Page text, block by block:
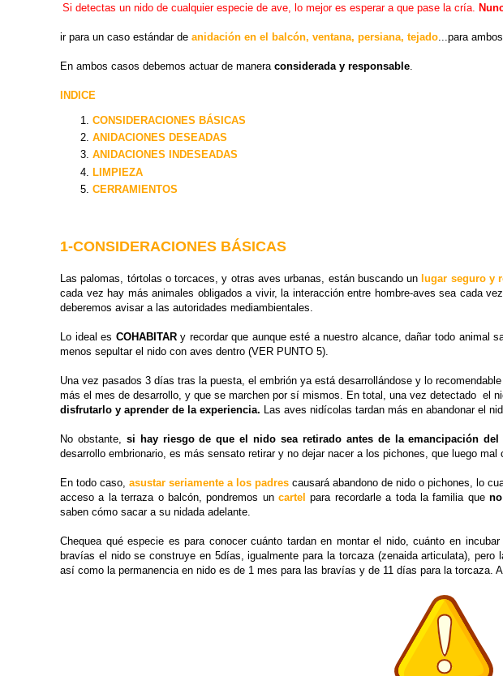
Si detectas un nido de cualquier especie de ave, lo mejor es esperar a que pase la cría.
ir para un caso estándar de anidación en el balcón, ventana, persiana, tejado ...para
En ambos casos debemos actuar de manera considerada y responsable
INDICE
CONSIDERACIONES BÁSICAS
ANIDACIONES DESEADAS
ANIDACIONES INDESEADAS
LIMPIEZA
CERRAMIENTOS
1-CONSIDERACIONES BÁSICAS
Las palomas, tórtolas o torcaces, y otras aves urbanas, están buscando un lugar seguro y
cada vez hay más animales obligados a vivir, la interacción entre hombre-aves sea cada
deberemos avisar a las autoridades mediambientales.
Lo ideal es COHABITARy recordar que aunque esté a nuestro alcance, dañar todo animal
menos sepultar el nido con aves dentro (VER PUNTO 5).
Una vez pasados 3 días tras la puesta, el embrión ya está desarrollándose y lo
más el mes de desarrollo, y que se marchen por sí mismos. En total, una vez detectado el
disfrutarlo y aprender de la experiencia. Las aves nidícolas tardan más en abandonar el
No obstante, si hay riesgo de que el nido sea retirado antes de la emancipación
desarrollo embrionario, es más sensato retirar y no dejar nacer a los pichones, que luego
En todo caso, asustar seriamente a los padres causará abandono de nido o pichones, lo
acceso a la terraza o balcón, pondremos uncartel para recordarle a toda la familia que
saben cómo sacar a su nidada adelante.
Chequea qué especie es para conocer cuánto tardan en montar el nido, cuánto en
bravías el nido se construye en 5días, igualmente para la torcaza (zenaida articulata),
así como la permanencia en nido es de 1 mes para las bravías y de 11 días para la torcaza.